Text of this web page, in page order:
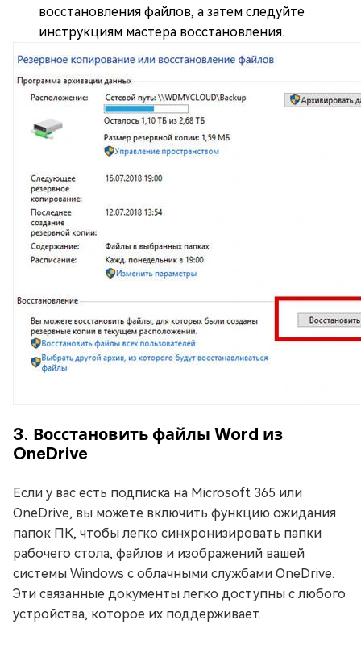
восстановления файлов, а затем следуйте
инструкциям мастера восстановления.
3. Восстановить файлы Word из
OneDrive
Если у вас есть подписка на Microsoft 365 или
OneDrive, вы можете включить функцию ожидания
папок ПК, чтобы легко синхронизировать папки
рабочего стола, файлов и изображений вашей
системы Windows с облачными службами OneDrive.
Эти связанные документы легко доступны с любого
устройства, которое их поддерживает.